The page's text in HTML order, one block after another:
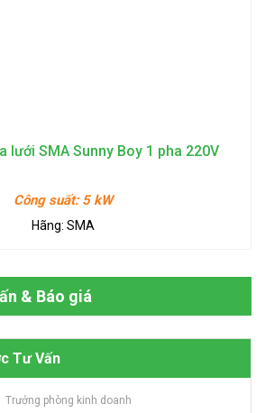
lưới SMA Sunny Boy 1 pha 220V
Công suất: 5 kW
Hãng: SMA
& Báo giá
Tư Vấn
Trưởng phòng kinh doanh